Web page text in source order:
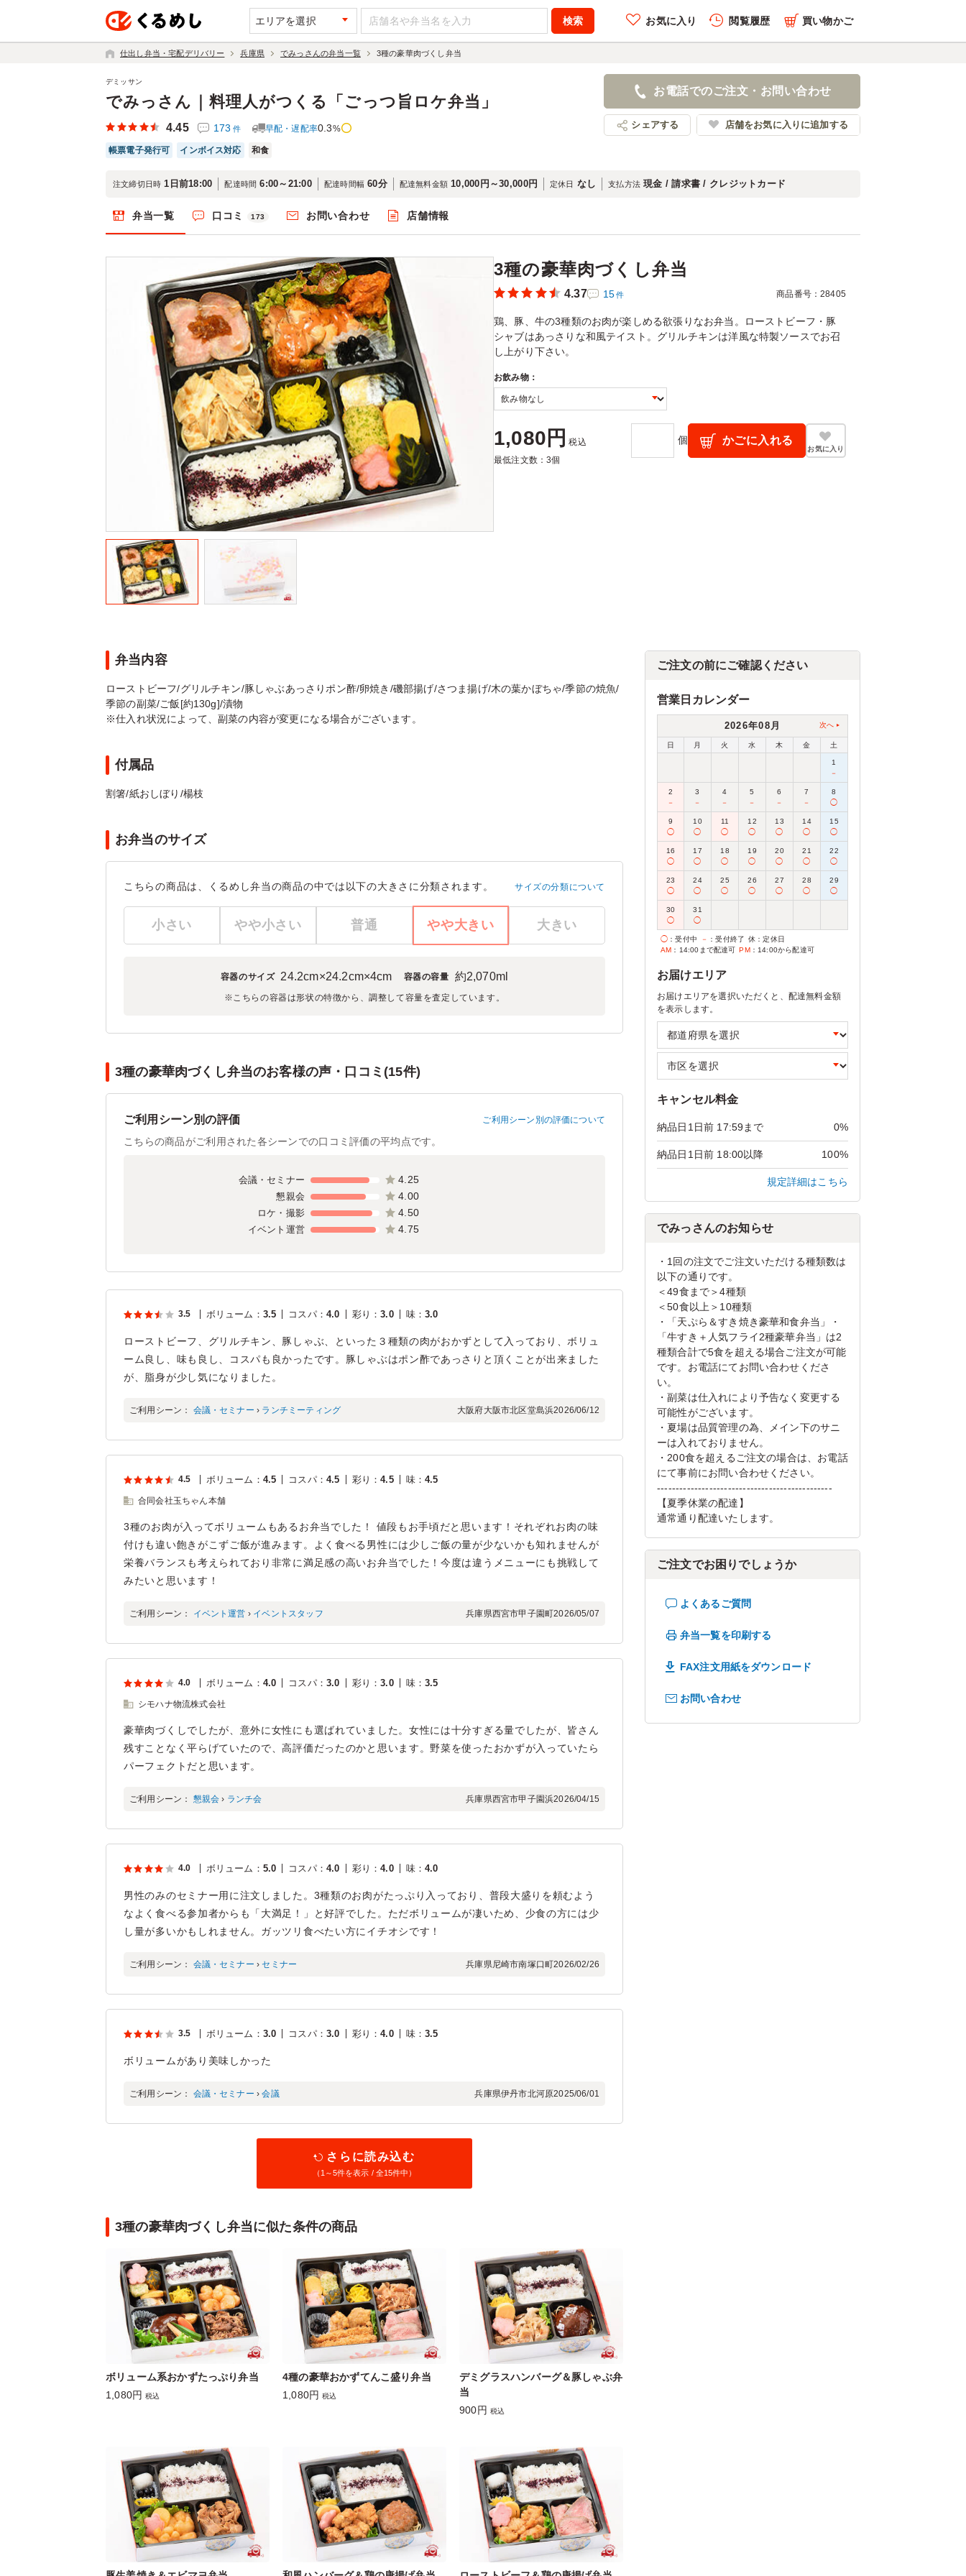
エリアを選択 お気に入り 閲覧履歴
履歴を全件削除する
店舗名：でみっさん
買い物かご
仕出し弁当・宅配デリバリー 兵庫県 でみっさんの弁当一覧 3種の豪華肉づくし弁当
でみっさん｜料理人がつくる「ごっつ旨ロケ弁当」
デミッサン
4.45 173 件 早配・遅配率0.3%
帳票電子発行可 インボイス対応 和食
お電話でのご注文・お問い合わせ
シェアする 店舗をお気に入りに追加する
注文締切日時 1日前18:00 配達時間 6:00～21:00 配達時間幅 60分 配達無料金額 10,000円～30,000円 定休日 なし 支払方法 現金 / 請求書 / クレジットカード
弁当一覧 口コミ 173 お問い合わせ 店舗情報
3種の豪華肉づくし弁当
4.37 15件 商品番号：28405
鶏、豚、牛の3種類のお肉が楽しめる欲張りなお弁当。ローストビーフ・豚
シャブはあっさりな和風テイスト。グリルチキンは洋風な特製ソースでお召
し上がり下さい。
お飲み物：
1,080円 税込
最低注文数：3個
個 かごに入れる
お気に入り
弁当内容
ローストビーフ/グリルチキン/豚しゃぶあっさりポン酢/卵焼き/磯部揚げ/さつま揚げ/木の葉かぼちゃ/季節の焼魚/
季節の副菜/ご飯[約130g]/漬物
※仕入れ状況によって、副菜の内容が変更になる場合がございます。
付属品
割箸/紙おしぼり/楊枝
お弁当のサイズ
こちらの商品は、くるめし弁当の商品の中では以下の大きさに分類されます。 サイズの分類について
小さい やや小さい 普通 やや大きい 大きい
容器のサイズ 24.2cm×24.2cm×4cm 容器の容量 約2,070ml
※こちらの容器は形状の特徴から、調整して容量を査定しています。
3種の豪華肉づくし弁当のお客様の声・口コミ(15件)
ご利用シーン別の評価 ご利用シーン別の評価について
こちらの商品がご利用された各シーンでの口コミ評価の平均点です。
会議・セミナー 4.25
懇親会 4.00
ロケ・撮影 4.50
イベント運営 4.75
3.5 ボリューム ： 3.5 コスパ： 4.0 彩り ：3.0 味：3.0
ローストビーフ、グリルチキン、豚しゃぶ、といった３種類の肉がおかずとして入っており、ボリュ
ーム良し、味も良し、コスパも良かったです。豚しゃぶはポン酢であっさりと頂くことが出来ました
が、脂身が少し気になりました。
ご利用シーン： 会議・セミナー › ランチミーティング 大阪府大阪市北区堂島浜2026/06/12
4.5 ボリューム ： 4.5 コスパ： 4.5 彩り ：4.5 味：4.5
合同会社玉ちゃん本舗
3種のお肉が入ってボリュームもあるお弁当でした！ 値段もお手頃だと思います！それぞれお肉の味
付けも違い飽きがこずご飯が進みます。よく食べる男性には少しご飯の量が少ないかも知れませんが
栄養バランスも考えられており非常に満足感の高いお弁当でした！今度は違うメニューにも挑戦して
みたいと思います！
ご利用シーン： イベント運営 › イベントスタッフ 兵庫県西宮市甲子園町2026/05/07
4.0 ボリューム ： 4.0 コスパ： 3.0 彩り ：3.0 味：3.5
シモハナ物流株式会社
豪華肉づくしでしたが、意外に女性にも選ばれていました。女性には十分すぎる量でしたが、皆さん
残すことなく平らげていたので、高評価だったのかと思います。野菜を使ったおかずが入っていたら
パーフェクトだと思います。
ご利用シーン： 懇親会 › ランチ会 兵庫県西宮市甲子園浜2026/04/15
4.0 ボリューム ： 5.0 コスパ： 4.0 彩り ：4.0 味：4.0
男性のみのセミナー用に注文しました。3種類のお肉がたっぷり入っており、普段大盛りを頼むよう
なよく食べる参加者からも「大満足！」と好評でした。ただボリュームが凄いため、少食の方には少
し量が多いかもしれません。ガッツリ食べたい方にイチオシです！
ご利用シーン： 会議・セミナー ›セミナー 兵庫県尼崎市南塚口町2026/02/26
3.5 ボリューム ： 3.0 コスパ： 3.0 彩り ：4.0 味：3.5
ボリュームがあり美味しかった
ご利用シーン： 会議・セミナー ›会議 兵庫県伊丹市北河原2025/06/01
さらに読み込む
（1～5件を表示 / 全15件中）
3種の豪華肉づくし弁当に似た条件の商品
ボリューム系おかずたっぷり弁当
1,080円 税込
4種の豪華おかずてんこ盛り弁当
1,080円 税込
デミグラスハンバーグ＆豚しゃぶ弁
当
900円 税込
ご注文の前にご確認ください
営業日カレンダー
2026年08月 次へ
日 月 火 水 木 金 土
1
－
2
－
3
－
4
－
5
－
6
－
7
－
8
◯
9
◯
10
◯
11
◯
12
◯
13
◯
14
◯
15
◯
16
◯
17
◯
18
◯
19
◯
20
◯
21
◯
22
◯
23
◯
24
◯
25
◯
26
◯
27
◯
28
◯
29
◯
30
◯
31
◯
◯ ：受付中 － ：受付終了 休 ：定休日
AM ：14:00まで配達可 PM：14:00から配達可
お届けエリア
お届けエリアを選択いただくと、配達無料金額
を表示します。
キャンセル料金
納品日1日前 17:59まで 0%
納品日1日前 18:00以降 100%
規定詳細はこちら
でみっさんのお知らせ
・1回の注文でご注文いただける種類数は
以下の通りです。
＜49食まで＞4種類
＜50食以上＞10種類
・「天ぷら＆すき焼き豪華和食弁当」・
「牛すき＋人気フライ2種豪華弁当」は2
種類合計で5食を超える場合ご注文が可能
です。お電話にてお問い合わせくださ
い。
・副菜は仕入れにより予告なく変更する
可能性がございます。
・夏場は品質管理の為、メイン下のサニ
ーは入れておりません。
・200食を超えるご注文の場合は、お電話
にて事前にお問い合わせください。
-----------------------------------------------
【夏季休業の配達】
通常通り配達いたします。
ご注文でお困りでしょうか
よくあるご質問
弁当一覧を印刷する
FAX注文用紙をダウンロード
お問い合わせ